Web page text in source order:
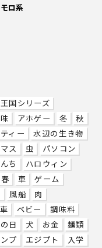
ロ系
国シリーズ
アホゲー 冬
秋
ィー
水辺の生き物
ス 虫
パソコン
ち
ハロウィン
春 車
ゲーム
風船
肉
ベビー
調味料
日 犬 お金
麺類
プ エジプト
入学